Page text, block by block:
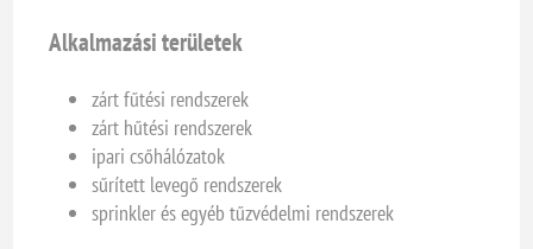
Alkalmazási területek
zárt fűtési rendszerek
zárt hűtési rendszerek
ipari csőhálózatok
sűrített levegő rendszerek
sprinkler és egyéb tűzvédelmi rendszerek